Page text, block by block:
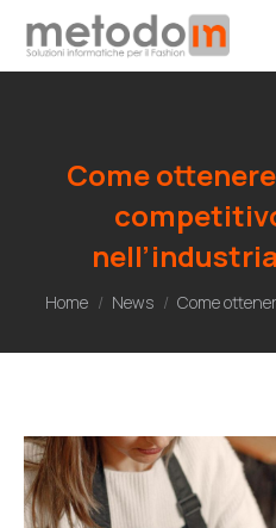
Come
Tu sei qui:
Home News Come